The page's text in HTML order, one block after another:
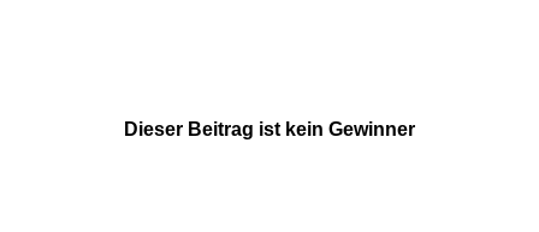
Dieser Beitrag ist kein Gewinner